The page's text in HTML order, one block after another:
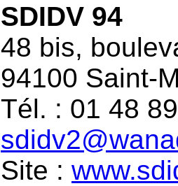
SDIDV 94
48 bis,
94100 Saint-
Tél. : 01 48
Site :